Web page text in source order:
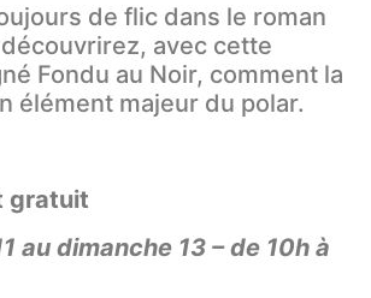
de flic dans le roman
avec cette
Fondu au Noir, comment la
élément majeur du polar.
gratuit
au dimanche 13 – de 10h à